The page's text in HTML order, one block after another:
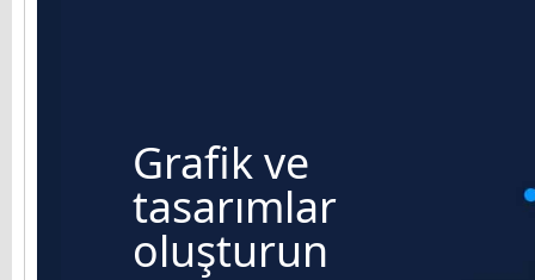
Grafik ve
tasarımlar
oluşturun